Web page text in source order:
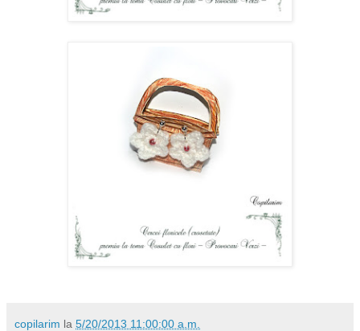
copilarim la 5/20/2013 11:00:00 a.m.